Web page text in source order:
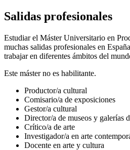
Salidas profesionales
Estudiar el Máster Universitario en
muchas salidas profesionales en
trabajar en diferentes ámbitos del
Este máster no es habilitante.
Productor/a cultural
Comisario/a de exposiciones
Gestor/a cultural
Director/a de museos y galerías
Crítico/a de arte
Investigador/a en arte
Docente en arte y cultura